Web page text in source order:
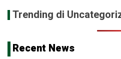
Trending di
Recent News